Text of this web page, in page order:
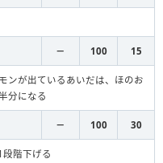
－ 100 15
ンが出ているあいだは、ほのお
分になる
－ 100 30
階下げる